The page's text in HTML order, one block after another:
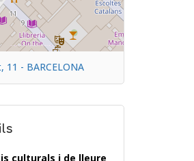
11 - BARCELONA
culturals i de lleure